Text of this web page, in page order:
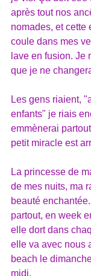
après tout nos
nomades, et cette
coule dans mes
lave en fusion. Je
que je ne
Les gens riaient,
enfants" je riais
emmènerai
petit miracle est
La princesse de
de mes nuits, ma
beauté
partout, en week
elle dort dans
elle va avec nous
beach le
midi.